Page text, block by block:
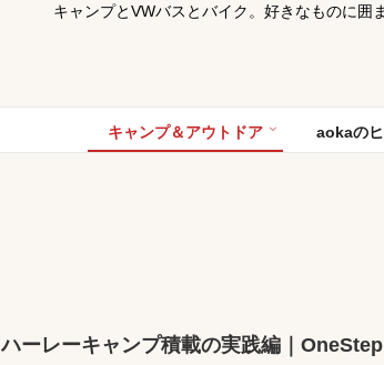
キャンプとVWバスとバイク。好きなものに囲
キャンプ＆アウトドア aokaの
ハーレーキャンプ積載の実践編｜